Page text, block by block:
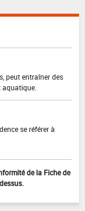
peut entraîner des
aquatique.
se référer à
de la Fiche de